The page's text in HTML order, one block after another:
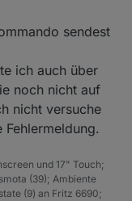
sendest
ich auch über
noch nicht auf
nicht versuche
und 17" Touch;
(39); Ambiente
(9) an Fritz 6690;